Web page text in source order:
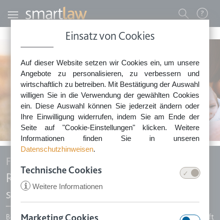
Einsatz von Cookies
Auf dieser Website setzen wir Cookies ein, um unsere
Angebote zu personalisieren, zu verbessern und
wirtschaftlich zu betreiben. Mit Bestätigung der Auswahl
willigen Sie in die Verwendung der gewählten Cookies
ein. Diese Auswahl können Sie jederzeit ändern oder
Ihre Einwilligung widerrufen, indem Sie am Ende der
Seite auf "Cookie-Einstellungen" klicken. Weitere
Informationen finden Sie in unseren
Datenschutzhinweisen.
Technische Cookies
i Weitere Informationen
Direkt zum Inhalt
0800 - 268 4 268 (kostenfrei)
Sie erreichen unser Service-Team:
Montag bis Freitag: 8-18 Uhr
Keine Rechtsberatung.
Benutzermenü
Familie & Privates
Regeln Sie Ihren Nachlass einfach &
sicher!
Bei rund 70% aller Todesfälle gibt es kein Testament und nur zu oft